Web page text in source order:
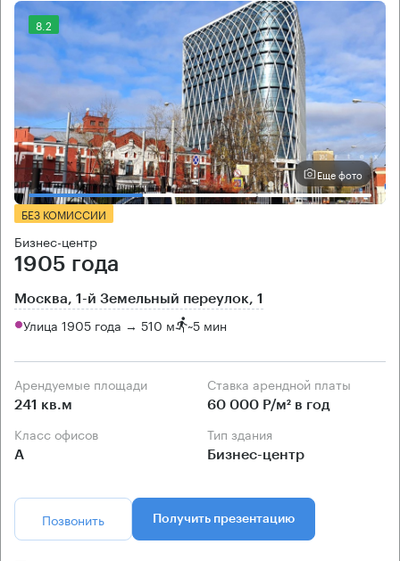
8.2
Еще фото
БЕЗ КОМИССИИ
Бизнес-центр
1905 года
Москва, 1-й Земельный переулок, 1
Улица 1905 года → 510 м ~5 мин
Арендуемые площади
241 кв.м
Ставка арендной платы
60 000 Р/м² в год
Класс офисов
А
Тип здания
Бизнес-центр
Позвонить Получить презентацию